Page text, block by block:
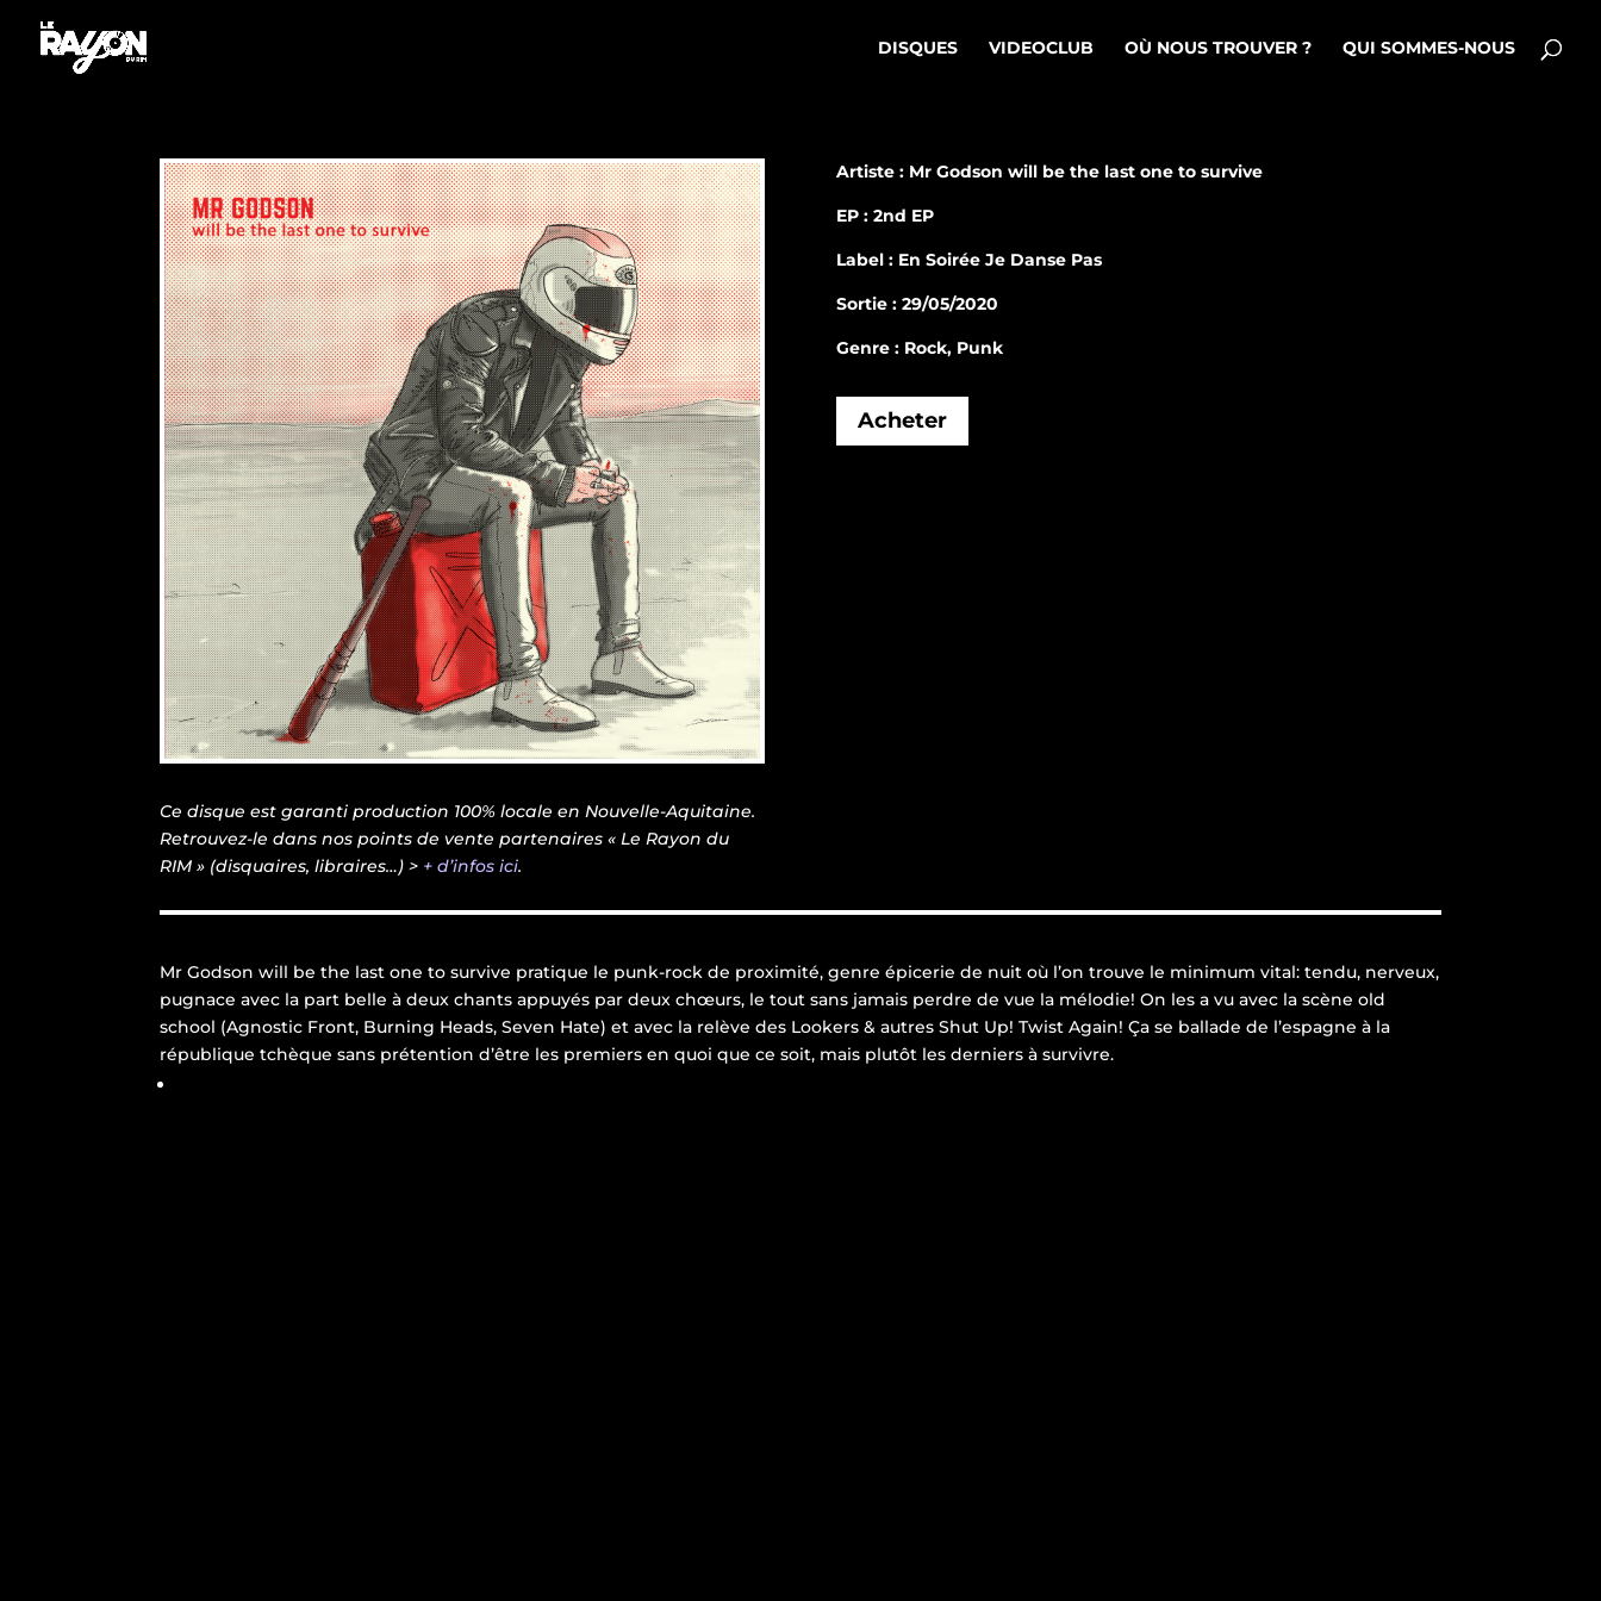
DISQUES VIDEOCLUB OÙ NOUS TROUVER ? QUI SOMMES-NOUS
Ce disque est garanti production 100% locale en Nouvelle-Aquitaine.
Retrouvez-le dans nos points de vente partenaires « Le Rayon du
RIM » (disquaires, libraires…) > + d’infos ici.
Artiste : Mr Godson will be the last one to survive
EP : 2nd EP
Label : En Soirée Je Danse Pas
Sortie : 29/05/2020
Genre : Rock, Punk
Acheter
Mr Godson will be the last one to survive pratique le punk-rock de proximité, genre épicerie de nuit où l’on trouve le minimum vital: tendu, nerveux,
pugnace avec la part belle à deux chants appuyés par deux chœurs, le tout sans jamais perdre de vue la mélodie! On les a vu avec la scène old
school (Agnostic Front, Burning Heads, Seven Hate) et avec la relève des Lookers & autres Shut Up! Twist Again! Ça se ballade de l’espagne à la
république tchèque sans prétention d’être les premiers en quoi que ce soit, mais plutôt les derniers à survivre.